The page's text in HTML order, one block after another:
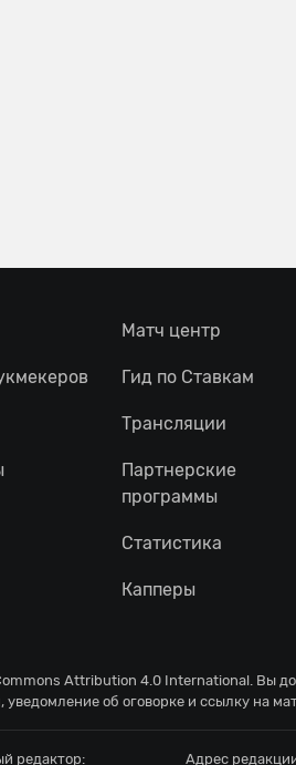
Матч центр
Гид по Ставкам
Трансляции
Партнерские
программы
Статистика
Капперы
Attribution 4.0 International . Вы
об оговорке и ссылку на
редактор: Адрес